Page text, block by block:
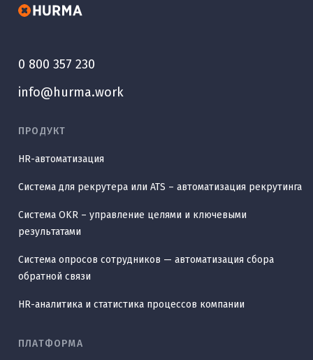
0 800 357 230
info@hurma.work
ПРОДУКТ
HR-автоматизация
Система для рекрутера или ATS – автоматизация рекрутинга
Система OKR – управление целями и ключевыми
результатами
Система опросов сотрудников — автоматизация сбора
обратной связи
HR-аналитика и статистика процессов компании
ПЛАТФОРМА